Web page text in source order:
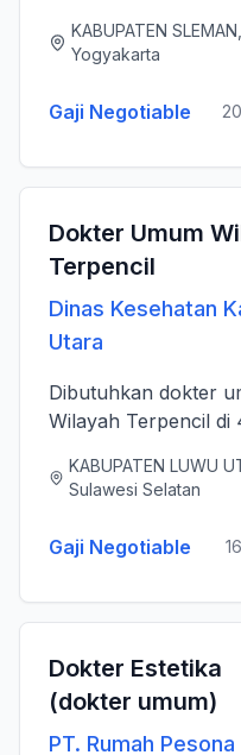
(STR) yang masih
sertifikat pendu...
KABUPATEN
Yogyakarta
Gaji Negotiable
Dokter Umum
Terpencil
Dinas Kesehatan
Utara
Dibutuhkan dokter
Wilayah Terpencil di
KABUPATEN LUWU
Sulawesi Selatan
Gaji Negotiable
Dokter Estetika
(dokter umum)
PT. Rumah